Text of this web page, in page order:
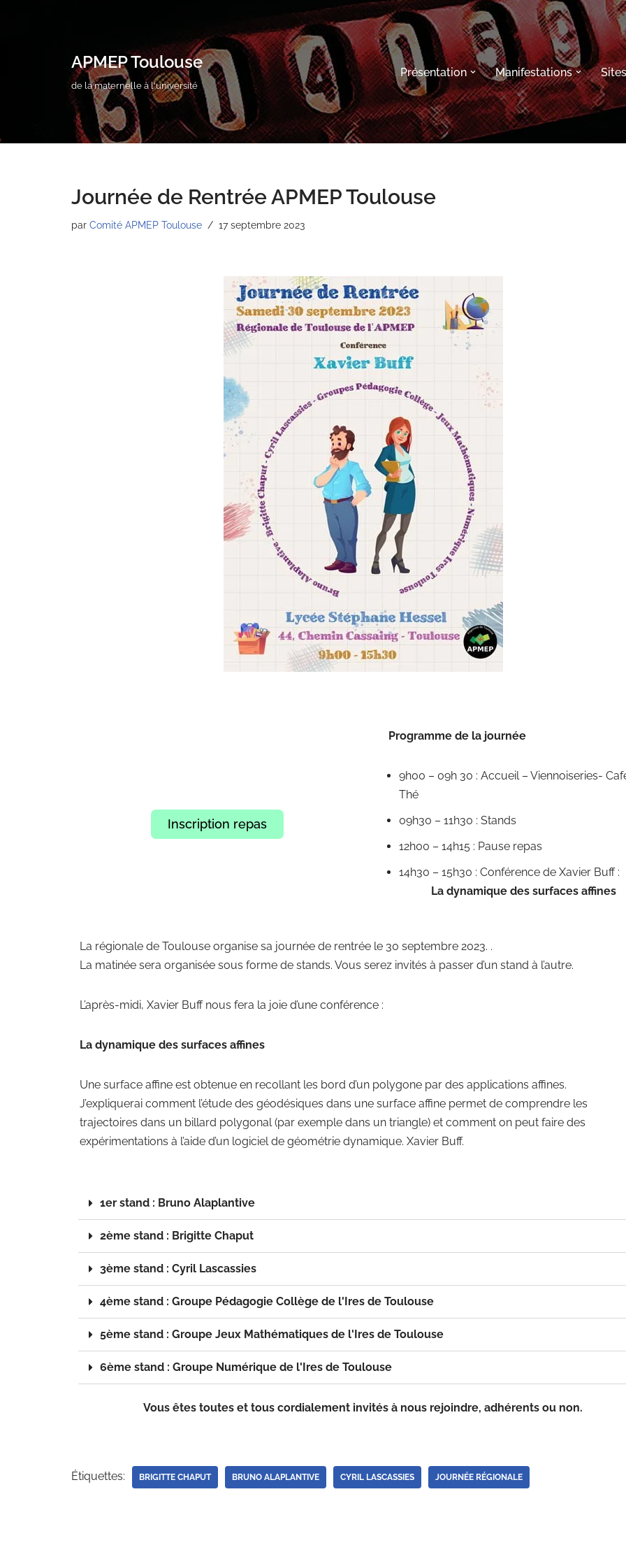
APMEP Toulouse
de la maternelle à l'université
Présentation Manifestations
Journée de Rentrée APMEP Toulouse
par Comité APMEP Toulouse 17 septembre 2023
Inscription repas
Programme de la journée
9h00 – 09h 30 : Accueil – Viennoiseries-
Thé
09h30 – 11h30 : Stands
12h00 – 14h15 : Pause repas
14h30 – 15h30 : Conférence de Xavier Buff :
La dynamique des surfaces affines
La régionale de Toulouse organise sa journée de rentrée le 30 septembre 2023. .
La matinée sera organisée sous forme de stands. Vous serez invités à passer d’un stand à l’autre.
L’après-midi, Xavier Buff nous fera la joie d’une conférence :
La dynamique des surfaces affines
Une surface affine est obtenue en recollant les bord d’un polygone par des applications affines.
J’expliquerai comment l’étude des géodésiques dans une surface affine permet de comprendre les
trajectoires dans un billard polygonal (par exemple dans un triangle) et comment on peut faire des
expérimentations à l’aide d’un logiciel de géométrie dynamique. Xavier Buff.
1er stand : Bruno Alaplantive
2ème stand : Brigitte Chaput
3ème stand : Cyril Lascassies
4ème stand : Groupe Pédagogie Collège de l'Ires de Toulouse
5ème stand : Groupe Jeux Mathématiques de l'Ires de Toulouse
6ème stand : Groupe Numérique de l'Ires de Toulouse
Vous êtes toutes et tous cordialement invités à nous rejoindre, adhérents ou non.
Étiquettes: BRIGITTE CHAPUT BRUNO ALAPLANTIVE CYRIL LASCASSIES JOURNÉE RÉGIONALE